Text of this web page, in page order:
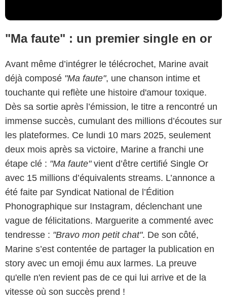
"Ma faute" : un premier single en or
Avant même d’intégrer le télécrochet, Marine avait
déjà composé "Ma faute", une chanson intime et
touchante qui reflète une histoire d'amour toxique.
Dès sa sortie après l’émission, le titre a rencontré un
immense succès, cumulant des millions d’écoutes sur
les plateformes. Ce lundi 10 mars 2025, seulement
deux mois après sa victoire, Marine a franchi une
étape clé : "Ma faute" vient d’être certifié Single Or
avec 15 millions d’équivalents streams. L’annonce a
été faite par Syndicat National de l’Édition
Phonographique sur Instagram, déclenchant une
vague de félicitations. Marguerite a commenté avec
tendresse : "Bravo mon petit chat". De son côté,
Marine s’est contentée de partager la publication en
story avec un emoji ému aux larmes. La preuve
qu'elle n'en revient pas de ce qui lui arrive et de la
vitesse où son succès prend !